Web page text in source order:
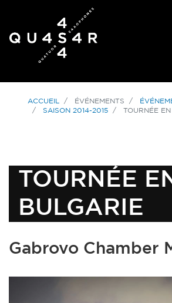
ACCUEIL ÉVÉNEMENTS
SAISON 2014-2015
TOURNÉE
TOURNÉE
BULGARIE
Gabrovo Chamber